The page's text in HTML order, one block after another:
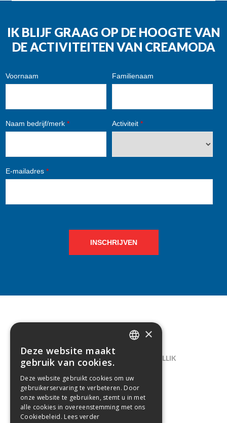
IK BLIJF GRAAG OP DE HOOGTE VAN
DE ACTIVITEITEN VAN CREAMODA
Voornaam Familienaam
Naam bedrijf/merk * Activiteit *
E-mailadres *
INSCHRIJVEN
CONTACT
LELIEGAARDE 22, B-1731 ZELLIK
02/238.10.11
INFO@CREAMODA.BE
BE0407.694.265
×
Deze website maakt
gebruik van cookies.
Deze website gebruikt cookies om uw
gebruikerservaring te verbeteren. Door
onze website te gebruiken, stemt u in met
alle cookies in overeenstemming met ons
Cookiebeleid. Lees verder